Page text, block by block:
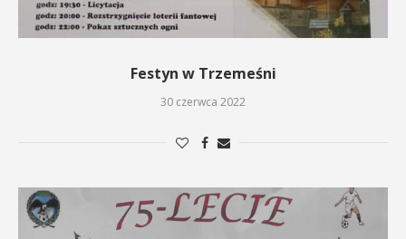
Festyn w Trzemeśni
30 czerwca 2022